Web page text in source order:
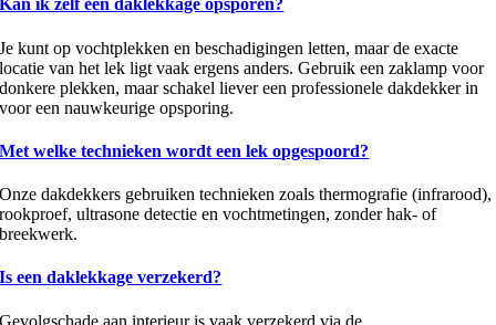
Kan ik zelf een daklekkage opsporen?
Je kunt op vochtplekken en beschadigingen letten, maar de exacte
locatie van het lek ligt vaak ergens anders. Gebruik een zaklamp voor
donkere plekken, maar schakel liever een professionele dakdekker in
voor een nauwkeurige opsporing.
Met welke technieken wordt een lek opgespoord?
Onze dakdekkers gebruiken technieken zoals thermografie (infrarood),
rookproef, ultrasone detectie en vochtmetingen, zonder hak- of
breekwerk.
Is een daklekkage verzekerd?
Gevolgschade aan interieur is vaak verzekerd via de